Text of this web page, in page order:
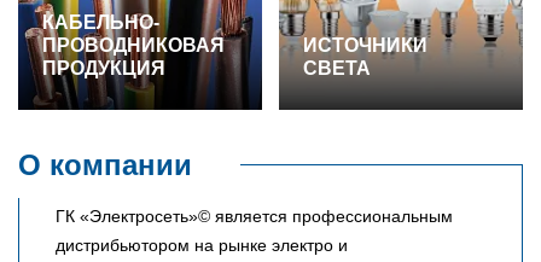
КАБЕЛЬНО-
ПРОВОДНИКОВАЯ
ПРОДУКЦИЯ
ИСТОЧНИКИ
СВЕТА
О компании
ГК «Электросеть»© является профессиональным
дистрибьютором на рынке электро и